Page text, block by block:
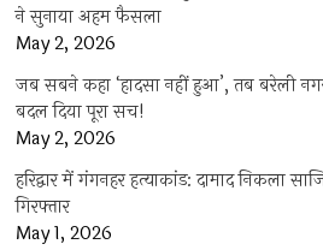
ने सुनाया अहम फैसला
May 2, 2026
जब सबने कहा ‘हादसा नहीं हुआ’, तब बरेली
बदल दिया पूरा सच!
May 2, 2026
हरिद्वार में गंगनहर हत्याकांड: दामाद निकला
गिरफ्तार
May 1, 2026